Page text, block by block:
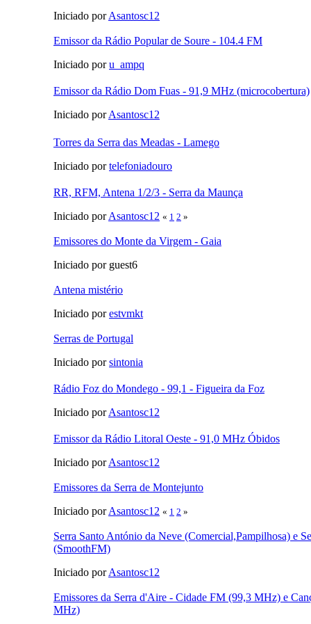
Iniciado porAsantosc12
Emissor da Rádio Popular de Soure - 104.4 FM
Iniciado poru_ampq
Emissor da Rádio Dom Fuas - 91,9 MHz (microcobertura)
Iniciado porAsantosc12
Torres da Serra das Meadas - Lamego
Iniciado portelefoniadouro
RR, RFM, Antena 1/2/3 - Serra da Maunça
Iniciado porAsantosc12 « 1 2 »
Emissores do Monte da Virgem - Gaia
Iniciado por guest6
Antena mistério
Iniciado porestvmkt
Serras de Portugal
Iniciado porsintonia
Rádio Foz do Mondego - 99,1 - Figueira da Foz
Iniciado porAsantosc12
Emissor da Rádio Litoral Oeste - 91,0 MHz Óbidos
Iniciado porAsantosc12
Emissores da Serra de Montejunto
Iniciado porAsantosc12 « 1 2 »
Serra Santo António da Neve (Comercial,Pampilhosa) e
(SmoothFM)
Iniciado porAsantosc12
Emissores da Serra d'Aire - Cidade FM (99,3 MHz) e
MHz)